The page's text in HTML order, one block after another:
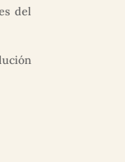
del